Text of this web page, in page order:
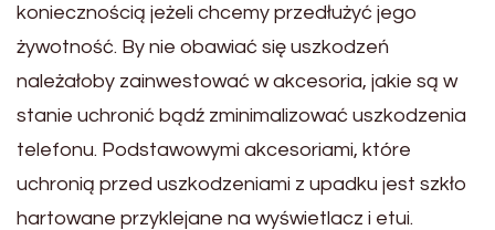
koniecznością jeżeli chcemy przedłużyć jego
żywotność. By nie obawiać się uszkodzeń
należałoby zainwestować w akcesoria, jakie są w
stanie uchronić bądź zminimalizować uszkodzenia
telefonu. Podstawowymi akcesoriami, które
uchronią przed uszkodzeniami z upadku jest szkło
hartowane przyklejane na wyświetlacz i etui.